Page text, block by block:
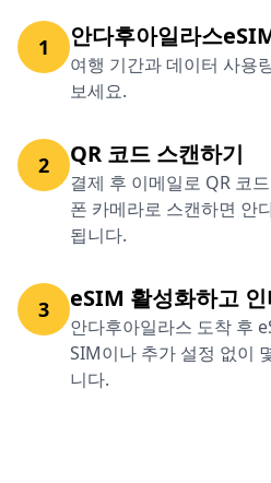
1 안다후아일라스
여행 기간과 데이터 사용
보세요.
2 QR 코드 스캔하기
결제 후 이메일로 QR 코
폰 카메라로 스캔하면 안
됩니다.
3 eSIM 활성화하고
안다후아일라스 도착 후
SIM이나 추가 설정 없이
니다.